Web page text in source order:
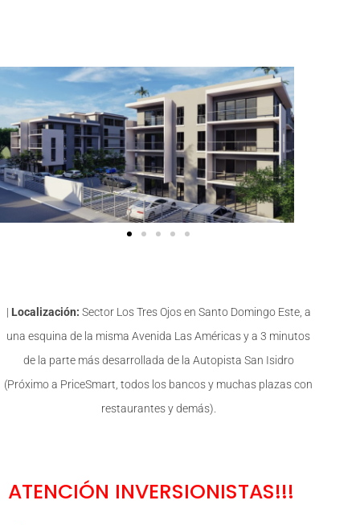
| Localización: Sector Los Tres Ojos en Santo Domingo Este, a
una esquina de la misma Avenida Las Américas y a 3 minutos
de la parte más desarrollada de la Autopista San Isidro
(Próximo a PriceSmart, todos los bancos y muchas plazas con
restaurantes y demás).
ATENCIÓN INVERSIONISTAS!!!